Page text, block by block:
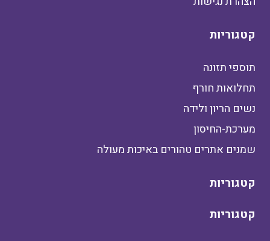
קטגוריות
תוספי תזונה
תחלואות חורף
נשים הריון ולידה
מערכת-החיסון
שמנים אתרים טהורים באיכות מעולה
קטגוריות
קטגוריות